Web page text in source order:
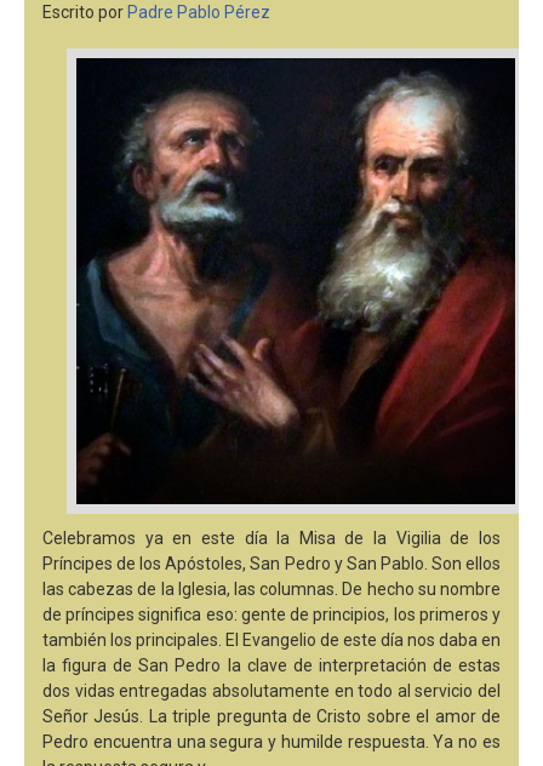
Escrito por Padre Pablo Pérez
Celebramos ya en este día la Misa de la Vigilia de los
Príncipes de los Apóstoles, San Pedro y San Pablo. Son ellos
las cabezas de la Iglesia, las columnas. De hecho su nombre
de príncipes significa eso: gente de principios, los primeros y
también los principales. El Evangelio de este día nos daba en
la figura de San Pedro la clave de interpretación de estas
dos vidas entregadas absolutamente en todo al servicio del
Señor Jesús. La triple pregunta de Cristo sobre el amor de
Pedro encuentra una segura y humilde respuesta. Ya no es